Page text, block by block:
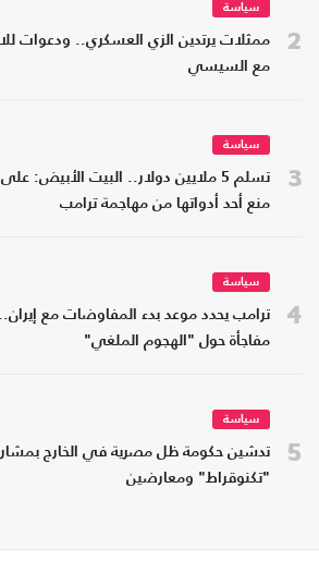
2
سياسة
ممثلات يرتدين الزي العسكري.. ودعوات
مع السيسي
3
سياسة
تسلم 5 ملايين دولار.. البيت الأبيض:
منع أحد أدواتها من مهاجمة ترامب
4
سياسة
ترامب يحدد موعد بدء المفاوضات مع
مفاجأة حول "الهجوم الملغي"
5
سياسة
تدشين حكومة ظل مصرية في الخارج
"تكنوقراط" ومعارضين